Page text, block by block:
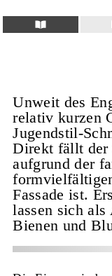
Unweit des
relativ kurzen
Jugendstil-
Direkt fällt der
aufgrund der
Fassade ist.
lassen sich als
Bienen und